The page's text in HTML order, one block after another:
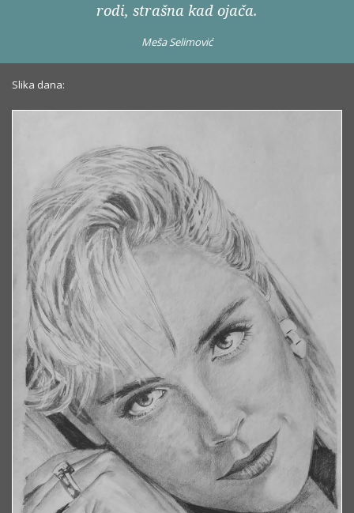
rodi, strašna kad ojača.
Meša Selimović
Slika dana: